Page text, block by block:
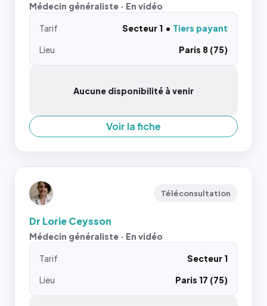
Médecin généraliste · En vidéo
Tarif Secteur 1
Tiers payant
Lieu
Paris 8 (75)
Aucune disponibilité à venir
Voir la fiche
Téléconsultation
Dr Lorie Ceysson
Médecin généraliste · En vidéo
Tarif
Secteur 1
Lieu
Paris 17 (75)